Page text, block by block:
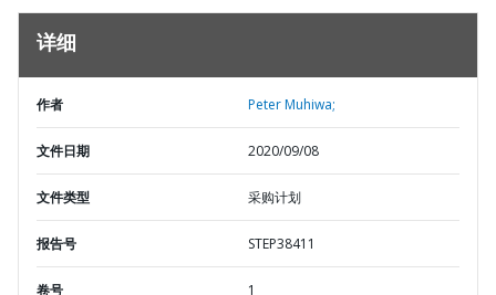
详细
作者 Peter Muhiwa;
文件日期 2020/09/08
文件类型 采购计划
报告号 STEP38411
卷号 1